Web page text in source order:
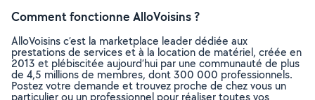
Comment fonctionne AlloVoisins ?
AlloVoisins c’est la marketplace leader dédiée aux
prestations de services et à la location de matériel, créée en
2013 et plébiscitée aujourd’hui par une communauté de plus
de 4,5 millions de membres, dont 300 000 professionnels.
Postez votre demande et trouvez proche de chez vous un
particulier ou un professionnel pour réaliser toutes vos